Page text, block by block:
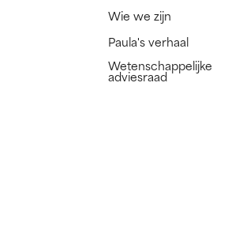
Wie we zijn
Paula's verhaal
Wetenschappelijke
adviesraad